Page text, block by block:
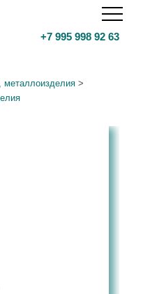
+7 995 998 92 63
металлоизделия>